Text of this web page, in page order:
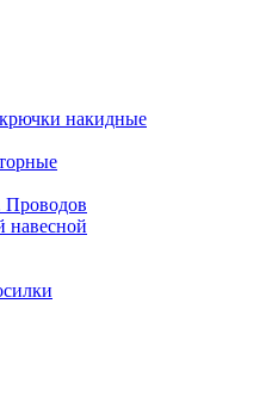
накидные
Проводов
навесной